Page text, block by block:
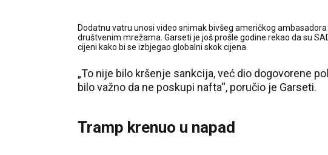
Dodatnu vatru unosi video snimak bivšeg američkog
društvenim mrežama. Garseti je još prošle godine rekao da su
cijeni kako bi se izbjegao globalni skok cijena.
„To nije bilo kršenje sankcija, već dio dogovorene
bilo važno da ne poskupi nafta“, poručio je Garseti.
Tramp krenuo u napad